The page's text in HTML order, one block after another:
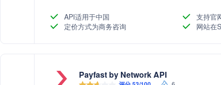
API适用于中国
支持官
定价方式为商务咨询
网站在
Payfast by Network API